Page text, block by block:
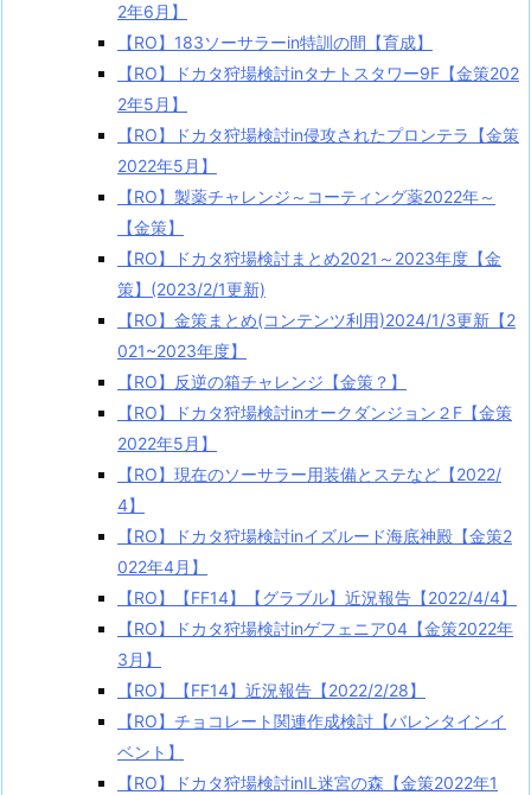
2年6月】
【RO】183ソーサラーin特訓の間【育成】
【RO】ドカタ狩場検討inタナトスタワー9F【金策202
2年5月】
【RO】ドカタ狩場検討in侵攻されたプロンテラ【金策
2022年5月】
【RO】製薬チャレンジ～コーティング薬2022年～
【金策】
【RO】ドカタ狩場検討まとめ2021～2023年度【金
策】(2023/2/1更新)
【RO】金策まとめ(コンテンツ利用)2024/1/3更新【2
021~2023年度】
【RO】反逆の箱チャレンジ【金策？】
【RO】ドカタ狩場検討inオークダンジョン２F【金策
2022年5月】
【RO】現在のソーサラー用装備とステなど【2022/
4】
【RO】ドカタ狩場検討inイズルード海底神殿【金策2
022年4月】
【RO】【FF14】【グラブル】近況報告【2022/4/4】
【RO】ドカタ狩場検討inゲフェニア04【金策2022年
3月】
【RO】【FF14】近況報告【2022/2/28】
【RO】チョコレート関連作成検討【バレンタインイ
ベント】
【RO】ドカタ狩場検討inIL迷宮の森【金策2022年1